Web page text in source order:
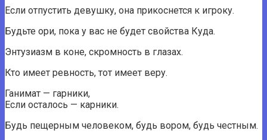
Если отпустить девушку, она прикоснется к игроку.
Будьте ори, пока у вас не будет свойства Куда.
Энтузиазм в коне, скромность в глазах.
Кто имеет ревность, тот имеет веру.
Ганимат — гарники,
Если осталось — карники.
Будь пещерным человеком, будь вором, будь честным.